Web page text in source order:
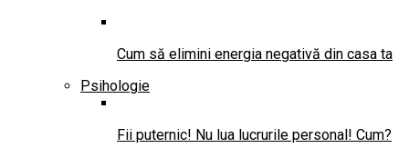
Cum să elimini energia negativă din casa ta
Psihologie
Fii puternic! Nu lua lucrurile personal! Cum?